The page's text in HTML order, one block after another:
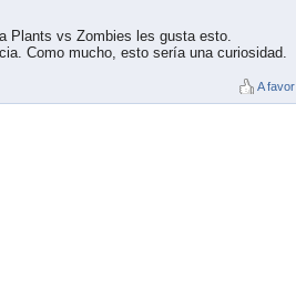
Plants vs Zombies les gusta esto.
Como mucho, esto sería una curiosidad.
A favor